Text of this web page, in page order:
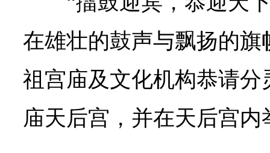
在雄壮的鼓声与飘扬的
祖宫庙及文化机构恭请
庙天后宫，并在天后宫内